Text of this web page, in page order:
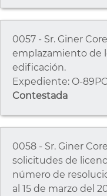
0057 - Sr. Giner
emplazamiento de
edificación.
Expediente: O-
Contestada
0058 - Sr. Giner
solicitudes de
número de
al 15 de marzo del